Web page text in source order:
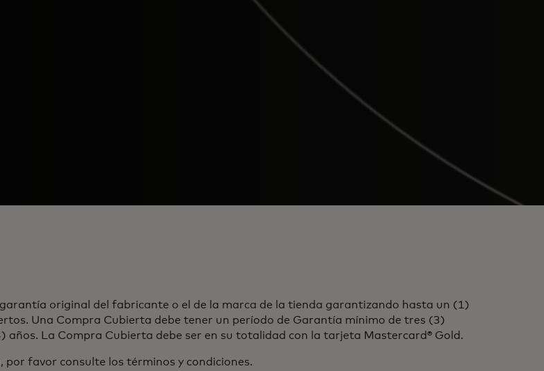
original del fabricante o el de la marca de la tienda garantizando hasta un (1)
Una Compra Cubierta debe tener un período de Garantía mínimo de tres (3)
años. La Compra Cubierta debe ser en su totalidad con la tarjeta Mastercard® Gold.
favor consulte los términos y condiciones.